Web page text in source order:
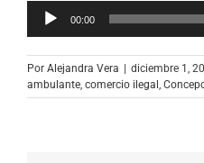
Reproductor
00:00
Por Alejandra Vera diciembre 1,
ambulante, comercio ilegal ,